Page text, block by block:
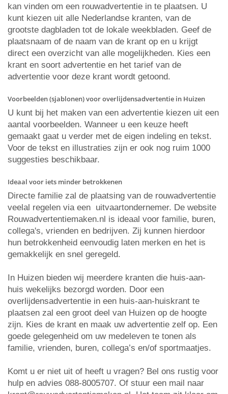
kan vinden om een rouwadvertentie in te plaatsen. U
kunt kiezen uit alle Nederlandse kranten, van de
grootste dagbladen tot de lokale weekbladen. Geef de
plaatsnaam of de naam van de krant op en u krijgt
direct een overzicht van alle mogelijkheden. Kies een
krant en soort advertentie en het tarief van de
advertentie voor deze krant wordt getoond.
Voorbeelden (sjablonen) voor overlijdensadvertentie in Huizen
U kunt bij het maken van een advertentie kiezen uit een
aantal voorbeelden. Wanneer u een keuze heeft
gemaakt gaat u verder met de eigen indeling en tekst.
Voor de tekst en illustraties zijn er ook nog ruim 1000
suggesties beschikbaar.
Ideaal voor iets minder betrokkenen
Directe familie zal de plaatsing van de rouwadvertentie
veelal regelen via een uitvaartondernemer. De website
Rouwadvertentiemaken.nl is ideaal voor familie, buren,
collega's, vrienden en bedrijven. Zij kunnen hierdoor
hun betrokkenheid eenvoudig laten merken en het is
gemakkelijk en snel geregeld.
In Huizen bieden wij meerdere kranten die huis-aan-
huis wekelijks bezorgd worden. Door een
overlijdensadvertentie in een huis-aan-huiskrant te
plaatsen zal een groot deel van Huizen op de hoogte
zijn. Kies de krant en maak uw advertentie zelf op. Een
goede gelegenheid om uw medeleven te tonen als
familie, vrienden, buren, collega’s en/of sportmaatjes.
Komt u er niet uit of heeft u vragen? Bel ons rustig voor
hulp en advies 088-8005707. Of stuur een mail naar